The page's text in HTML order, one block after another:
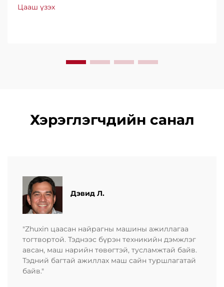
дэлхийн хэмжээнд итгэл үнэнчээр ашиглагддаг.
Цааш үзэх
Хэрэглэгчдийн санал
Дэвид Л.
"Zhuxin цаасан найрагны машины ажиллагаа
тогтвортой. Тэднээс бүрэн техникийн дэмжлэг
авсан, маш нарийн төвөгтэй, тусламжтай байв.
Тэдний багтай ажиллах маш сайн туршлагатай
байв."